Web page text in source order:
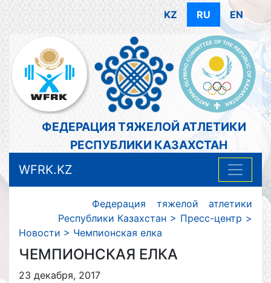
KZ RU EN
ФЕДЕРАЦИЯ ТЯЖЕЛОЙ АТЛЕТИКИ
РЕСПУБЛИКИ КАЗАХСТАН
WFRK.KZ
Федерация тяжелой атлетики
Республики Казахстан > Пресс-центр >
Новости > Чемпионская елка
ЧЕМПИОНСКАЯ ЕЛКА
23 декабря, 2017